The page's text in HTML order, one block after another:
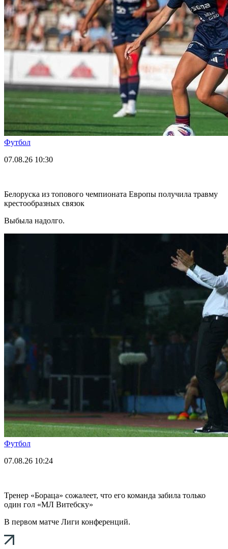
Футбол
07.08.26 10:30
Белоруска из топового чемпионата Европы получила травму
крестообразных связок
Выбыла надолго.
Футбол
07.08.26 10:24
Тренер «Бораца» сожалеет, что его команда забила только
один гол «МЛ Витебску»
В первом матче Лиги конференций.